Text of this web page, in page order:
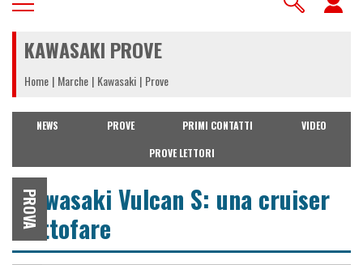
KAWASAKI PROVE
Home Marche Kawasaki Prove
NEWS PROVE PRIMI CONTATTI
VIDEO
PROVE LETTORI
PROVA
Kawasaki Vulcan S: una cruiser
tuttofare